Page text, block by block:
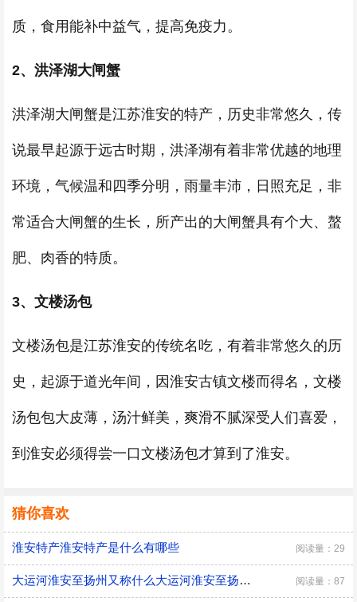
质，食用能补中益气，提高免疫力。
2、洪泽湖大闸蟹
洪泽湖大闸蟹是江苏淮安的特产，历史非常悠久，传
说最早起源于远古时期，洪泽湖有着非常优越的地理
环境，气候温和四季分明，雨量丰沛，日照充足，非
常适合大闸蟹的生长，所产出的大闸蟹具有个大、螯
肥、肉香的特质。
3、文楼汤包
文楼汤包是江苏淮安的传统名吃，有着非常悠久的历
史，起源于道光年间，因淮安古镇文楼而得名，文楼
汤包包大皮薄，汤汁鲜美，爽滑不腻深受人们喜爱，
到淮安必须得尝一口文楼汤包才算到了淮安。
猜你喜欢
淮安特产淮安特产是什么有哪些 阅读量：29
大运河淮安至扬州又称什么大运河淮安至扬州又叫什么 阅读量：87